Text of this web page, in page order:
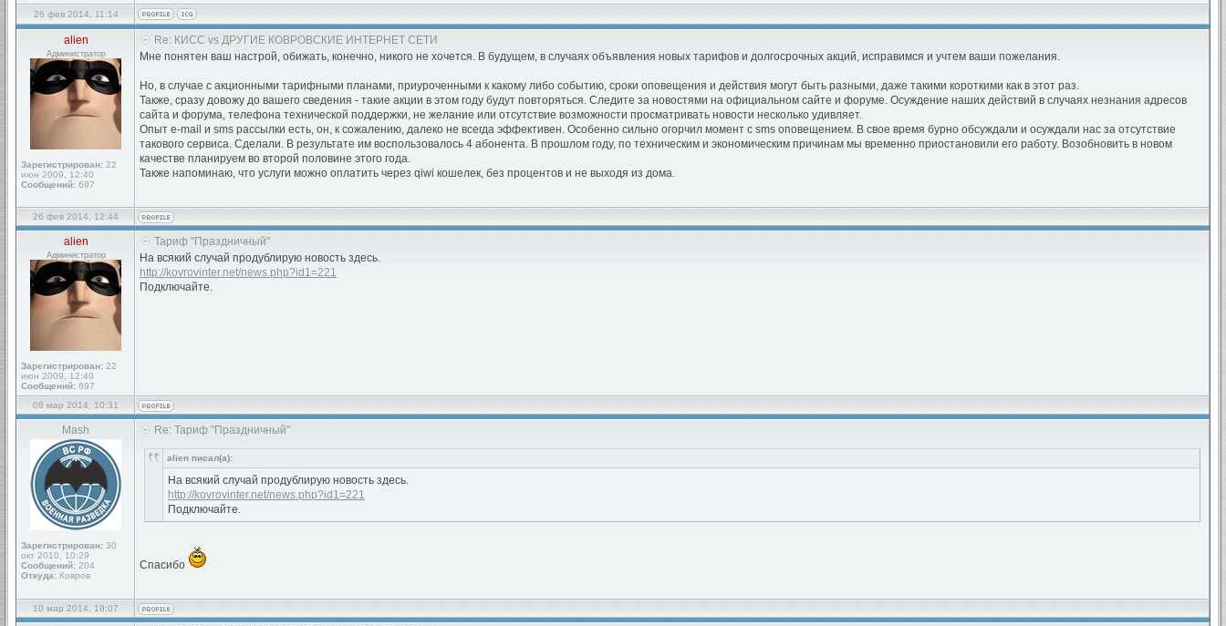
26 фев 2014, 11:14
alien
Администратор
Зарегистрирован: 22
июн 2009, 12:40
Сообщений: 697
Re: КИСС vs ДРУГИЕ КОВРОВСКИЕ ИНТЕРНЕТ СЕТИ
Мне понятен ваш настрой, обижать, конечно, никого не хочется. В будущем, в случаях объявления новых тарифов и долгосрочных акций, исправимся и учтем ваши пожелания.
Но, в случае с акционными тарифными планами, приуроченными к какому либо событию, сроки оповещения и действия могут быть разными, даже такими короткими как в этот раз.
Также, сразу довожу до вашего сведения - такие акции в этом году будут повторяться. Следите за новостями на официальном сайте и форуме. Осуждение наших действий в случаях незнания адресов
сайта и форума, телефона технической поддержки, не желание или отсутствие возможности просматривать новости несколько удивляет.
Опыт e-mail и sms рассылки есть, он, к сожалению, далеко не всегда эффективен. Особенно сильно огорчил момент с sms оповещением. В свое время бурно обсуждали и осуждали нас за отсутствие
такового сервиса. Сделали. В результате им воспользовалось 4 абонента. В прошлом году, по техническим и экономическим причинам мы временно приостановили его работу. Возобновить в новом
качестве планируем во второй половине этого года.
Также напоминаю, что услуги можно оплатить через qiwi кошелек, без процентов и не выходя из дома.
26 фев 2014, 12:44
alien
Администратор
Зарегистрирован: 22
июн 2009, 12:40
Сообщений: 697
Тариф "Праздничный"
На всякий случай продублирую новость здесь.
http://kovrovinter.net/news.php?id1=221
Подключайте.
08 мар 2014, 10:31
Mash
Зарегистрирован: 30
окт 2010, 10:29
Сообщений: 204
Откуда: Ковров
Re: Тариф "Праздничный"
alien писал(а):
На всякий случай продублирую новость здесь.
http://kovrovinter.net/news.php?id1=221
Подключайте.
Спасибо
10 мар 2014, 18:07